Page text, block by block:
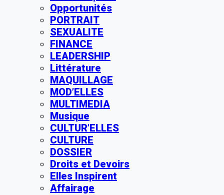
Opportunités
PORTRAIT
SEXUALITE
FINANCE
LEADERSHIP
Littérature
MAQUILLAGE
MOD’ELLES
MULTIMEDIA
Musique
CULTUR’ELLES
CULTURE
DOSSIER
Droits et Devoirs
Elles Inspirent
Affairage